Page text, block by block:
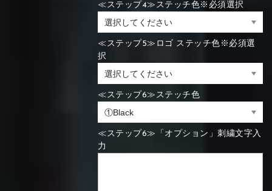
≪ステップ4≫ステッチ色※必須選択
≪ステップ5≫ロゴ ステッチ色※必須選
択
≪ステップ6≫ステッチ色
≪ステップ6≫「オプション」刺繍文字入
力